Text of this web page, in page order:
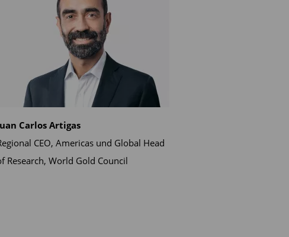
Carlos Artigas
CEO, Americas und Global Head
Research, World Gold Council